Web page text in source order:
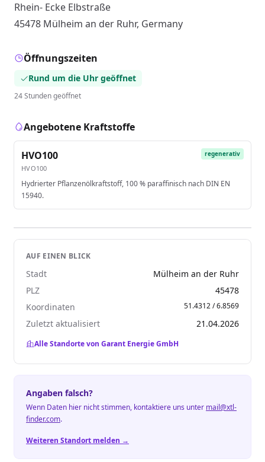
Rhein- Ecke Elbstraße
45478 Mülheim an der Ruhr, Germany
Öffnungszeiten
Rund um die Uhr geöffnet
24 Stunden geöffnet
Angebotene Kraftstoffe
HVO100
HVO100
regenerativ
Hydrierter Pflanzenölkraftstoff, 100 % paraffinisch nach DIN EN
15940.
AUF EINEN BLICK
Stadt
Mülheim an der Ruhr
PLZ
45478
Koordinaten
51.4312 / 6.8569
Zuletzt aktualisiert 21.04.2026
Alle Standorte von Garant Energie GmbH
Angaben falsch?
Wenn Daten hier nicht stimmen, kontaktiere uns unter mail@xtl-
finder.com.
Weiteren Standort melden →